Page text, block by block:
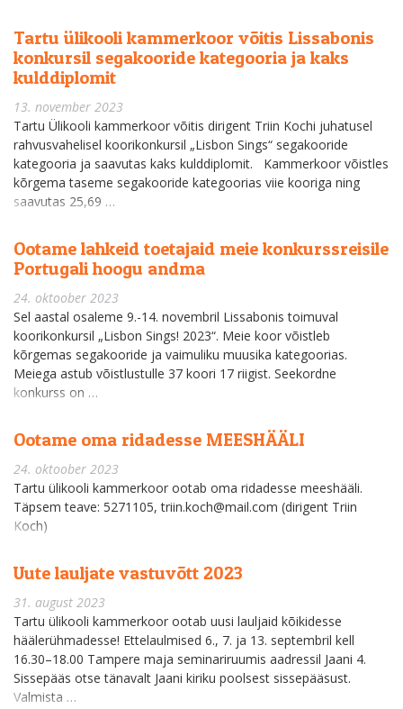
Tartu ülikooli kammerkoor võitis Lissabonis
konkursil segakooride kategooria ja kaks
kulddiplomit
13. november 2023
Tartu Ülikooli kammerkoor võitis dirigent Triin Kochi juhatusel
rahvusvahelisel koorikonkursil „Lisbon Sings“ segakooride
kategooria ja saavutas kaks kulddiplomit. Kammerkoor võistles
kõrgema taseme segakooride kategoorias viie kooriga ning
saavutas 25,69 …
Ootame lahkeid toetajaid meie konkurssreisile
Portugali hoogu andma
24. oktoober 2023
Sel aastal osaleme 9.-14. novembril Lissabonis toimuval
koorikonkursil „Lisbon Sings! 2023“. Meie koor võistleb
kõrgemas segakooride ja vaimuliku muusika kategoorias.
Meiega astub võistlustulle 37 koori 17 riigist. Seekordne
konkurss on …
Ootame oma ridadesse MEESHÄÄLI
24. oktoober 2023
Tartu ülikooli kammerkoor ootab oma ridadesse meeshääli.
Täpsem teave: 5271105, triin.koch@mail.com (dirigent Triin
Koch)
Uute lauljate vastuvõtt 2023
31. august 2023
Tartu ülikooli kammerkoor ootab uusi lauljaid kõikidesse
häälerühmadesse! Ettelaulmised 6., 7. ja 13. septembril kell
16.30–18.00 Tampere maja seminariruumis aadressil Jaani 4.
Sissepääs otse tänavalt Jaani kiriku poolsest sissepääsust.
Valmista …